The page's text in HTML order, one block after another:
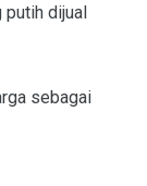
putih dijual
sebagai